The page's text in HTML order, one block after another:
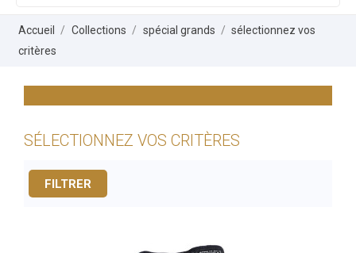
Accueil Collections spécial grands
sélectionnez vos
critères
SÉLECTIONNEZ VOS CRITÈRES
FILTRER